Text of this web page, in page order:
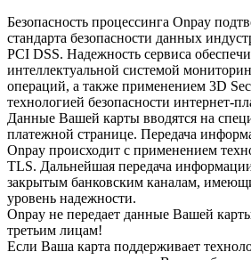
Безопасность процессинга Onpay
стандарта безопасности данных
PCI DSS. Надежность сервиса
интеллектуальной системой
операций, а также применением 3D
технологией безопасности интернет-
Данные Вашей карты вводятся на
платежной странице. Передача
Onpay происходит с применением
TLS. Дальнейшая передача
закрытым банковским каналам,
уровень надежности.
Onpay не передает данные Вашей
третьим лицам!
Если Ваша карта поддерживает